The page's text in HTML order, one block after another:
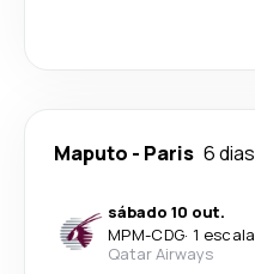
Maputo - Paris 6 dias
sábado 10 out.
MPM-CDG· 1 escala
Qatar Airways